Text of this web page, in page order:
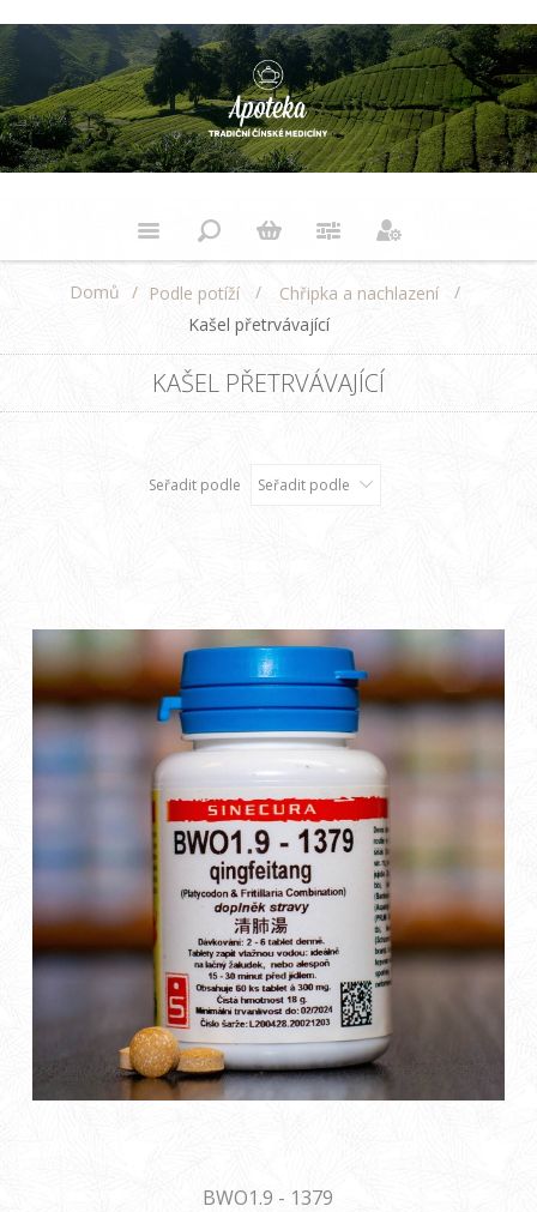
Domů / Podle potíží / Chřipka a nachlazení
/
Kašel přetrvávající
KAŠEL PŘETRVÁVAJÍCÍ
Seřadit podle Seřadit podle
BWO1.9 - 1379